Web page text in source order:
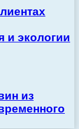
и экологии
из